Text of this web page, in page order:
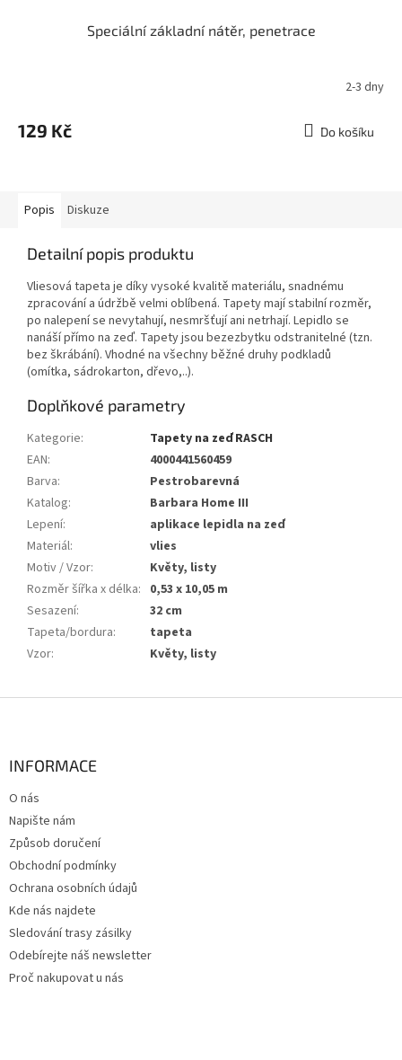
Speciální základní nátěr, penetrace
2-3 dny
129 Kč Do košíku
Popis Diskuze
Detailní popis produktu
Vliesová tapeta je díky vysoké kvalitě materiálu, snadnému
zpracování a údržbě velmi oblíbená. Tapety mají stabilní rozměr,
po nalepení se nevytahují, nesmršťují ani netrhají. Lepidlo se
nanáší přímo na zeď. Tapety jsou bezezbytku odstranitelné (tzn.
bez škrábání). Vhodné na všechny běžné druhy podkladů
(omítka, sádrokarton, dřevo,..).
Doplňkové parametry
Kategorie:
Tapety na zeď RASCH
EAN:
4000441560459
Barva:
Pestrobarevná
Katalog:
Barbara Home III
Lepení:
aplikace lepidla na zeď
Materiál:
vlies
Motiv / Vzor:
Květy, listy
Rozměr šířka x délka: 0,53 x 10,05 m
Sesazení:
32 cm
Tapeta/bordura:
tapeta
Vzor: Květy, listy
INFORMACE
O nás
Napište nám
Způsob doručení
Obchodní podmínky
Ochrana osobních údajů
Kde nás najdete
Sledování trasy zásilky
Odebírejte náš newsletter
Proč nakupovat u nás